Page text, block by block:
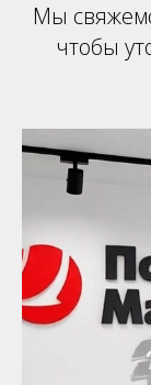
Мы
чтобы